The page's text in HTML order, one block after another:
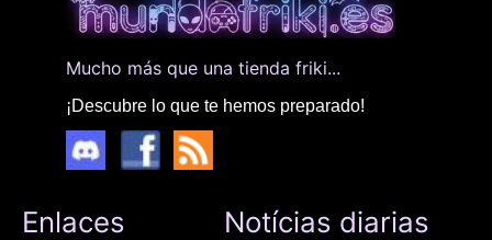
Mucho más que una tienda friki...
¡Descubre lo que te hemos preparado!
Enlaces Notícias diarias